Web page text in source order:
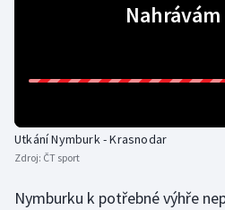
Moderní pětiboj
Parasport
Utkání Nymburk - Krasnodar
Zdroj: ČT sport
Nymburku k potřebné výhře